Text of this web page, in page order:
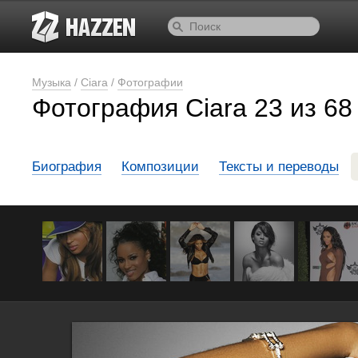
Музыка / Ciara / Фотографии
Фотография Ciara 23 из 68
Биография Композиции Тексты и переводы